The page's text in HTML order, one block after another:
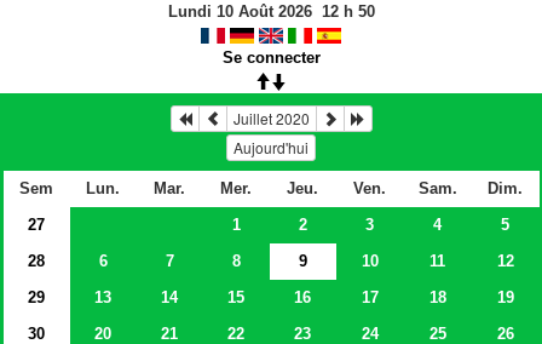
Lundi 10 Août 2026 12h 50
Se connecter
Juillet 2020
Aujourd'hui
Sem Lun. Mar. Mer. Jeu. Ven. Sam.
Dim.
27
1 2 3 4
5
28
6 7 8 9 10 11
12
29
13 14 15 16 17 18
19
30
20 21 22 23 24 25
26